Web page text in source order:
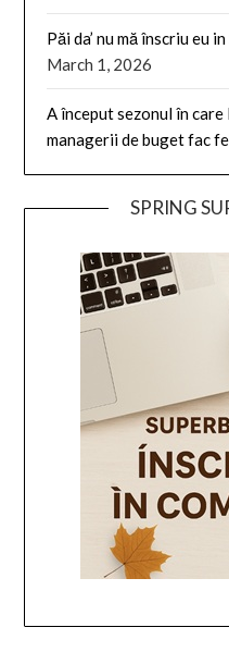
Păi da’ nu mă înscriu eu
March 1, 2026
A început sezonul în
managerii de buget fac
SPRING